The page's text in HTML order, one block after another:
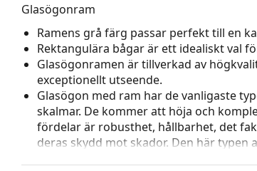
Glasögonram
Ramens grå färg passar perfekt till en
Rektangulära bågar är ett idealiskt val
Glasögonramen är tillverkad av
exceptionellt utseende.
Glasögon med ram har de vanligaste
skalmar. De kommer att höja och
fördelar är robusthet, hållbarhet, det
deras skydd mot skador. Den här typen